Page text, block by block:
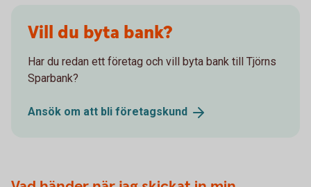
Vill du byta bank?
Har du redan ett företag och vill byta bank till Tjörns
Sparbank?
Ansök om att bli företagskund